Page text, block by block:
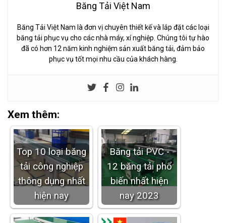
Băng Tải Việt Nam
Băng Tải Việt Nam là đơn vị chuyên thiết kế và lắp đặt các loại
băng tải phục vụ cho các nhà máy, xí nghiệp. Chúng tôi tự hào
đã có hơn 12 năm kinh nghiệm sản xuất băng tải, đảm bảo
phục vụ tốt mọi nhu cầu của khách hàng.
Xem thêm:
Top 10 loại băng
tải công nghiệp
thông dụng nhất
hiện nay
Băng tải PVC -
12 băng tải phổ
biến nhất hiện
nay 2023